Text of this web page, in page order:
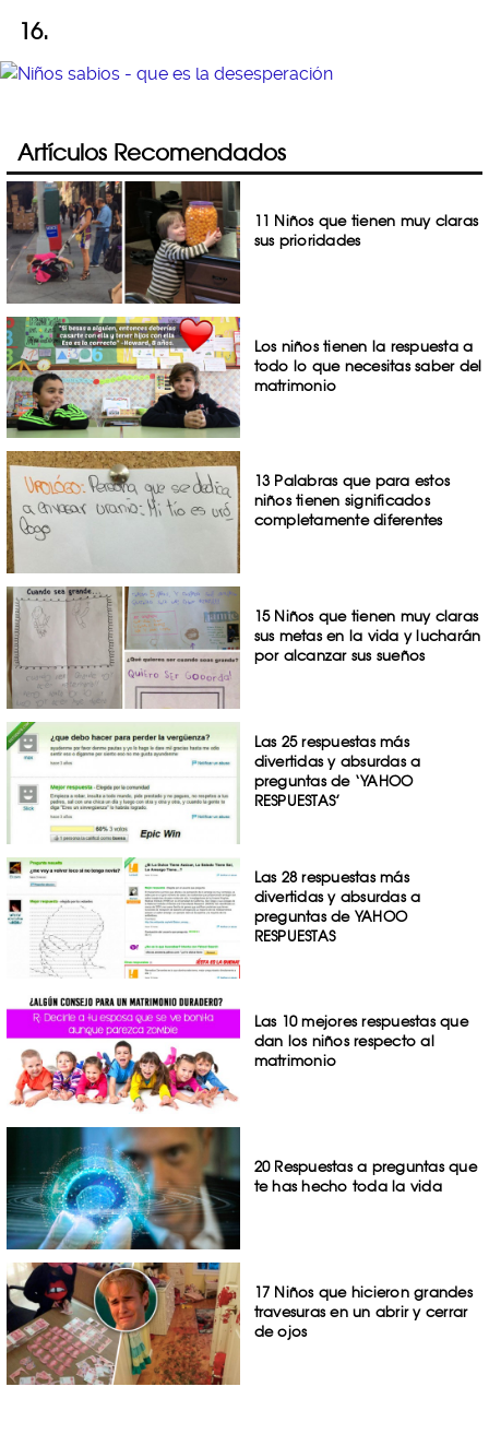
16.
Artículos Recomendados
11 Niños que tienen muy claras
sus prioridades
Los niños tienen la respuesta a
todo lo que necesitas saber del
matrimonio
13 Palabras que para estos
niños tienen significados
completamente diferentes
15 Niños que tienen muy claras
sus metas en la vida y lucharán
por alcanzar sus sueños
Las 25 respuestas más
divertidas y absurdas a
preguntas de ‘YAHOO
RESPUESTAS’
Las 28 respuestas más
divertidas y absurdas a
preguntas de YAHOO
RESPUESTAS
Las 10 mejores respuestas que
dan los niños respecto al
matrimonio
20 Respuestas a preguntas que
te has hecho toda la vida
17 Niños que hicieron grandes
travesuras en un abrir y cerrar
de ojos